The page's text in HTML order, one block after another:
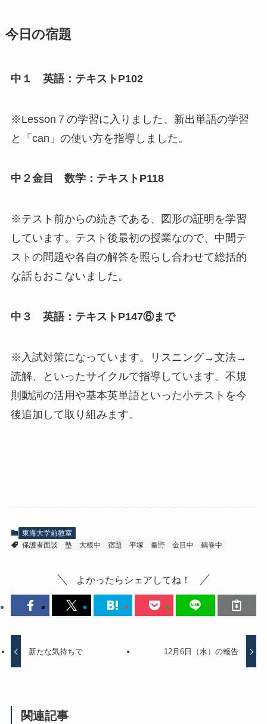
今日の宿題
中１ 英語：テキストP102
※Lesson７の学習に入りました、新出単語の学習
と「can」の使い方を指導しました。
中２金目 数学：テキストP118
※テスト前からの続きである、図形の証明を学習
しています。テスト後最初の授業なので、中間テ
ストの問題や各自の解答を照らし合わせて総括的
な話もおこないました。
中３ 英語：テキストP147⑥まで
※入試対策になっています。リスニング→文法→
読解、といったサイクルで指導しています。不規
則動詞の活用や基本英単語といった小テストを今
後追加して取り組みます。
東海大学前教室
保護者面談
塾 大根中 宿題 平塚 秦野 金目中 鶴巻中
よかったらシェアしてね！
新たな気持ちで 12月6日（水）の報告
関連記事